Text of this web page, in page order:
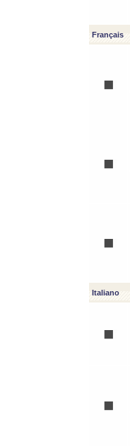
Français
Italiano